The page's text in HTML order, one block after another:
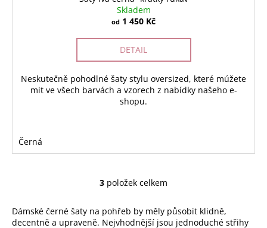
Skladem
od 1 450 Kč
DETAIL
Neskutečně pohodlné šaty stylu oversized, které múžete
mit ve všech barvách a vzorech z nabídky našeho e-
shopu.
Černá
O
l
3 položek celkem
Dámské černé šaty na pohřeb by měly působit klidně,
decentně a upraveně. Nejvhodnější jsou jednoduché střihy